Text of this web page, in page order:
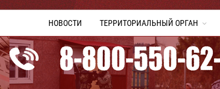
НОВОСТИ ТЕРРИТОРИАЛЬНЫЙ ОРГАН